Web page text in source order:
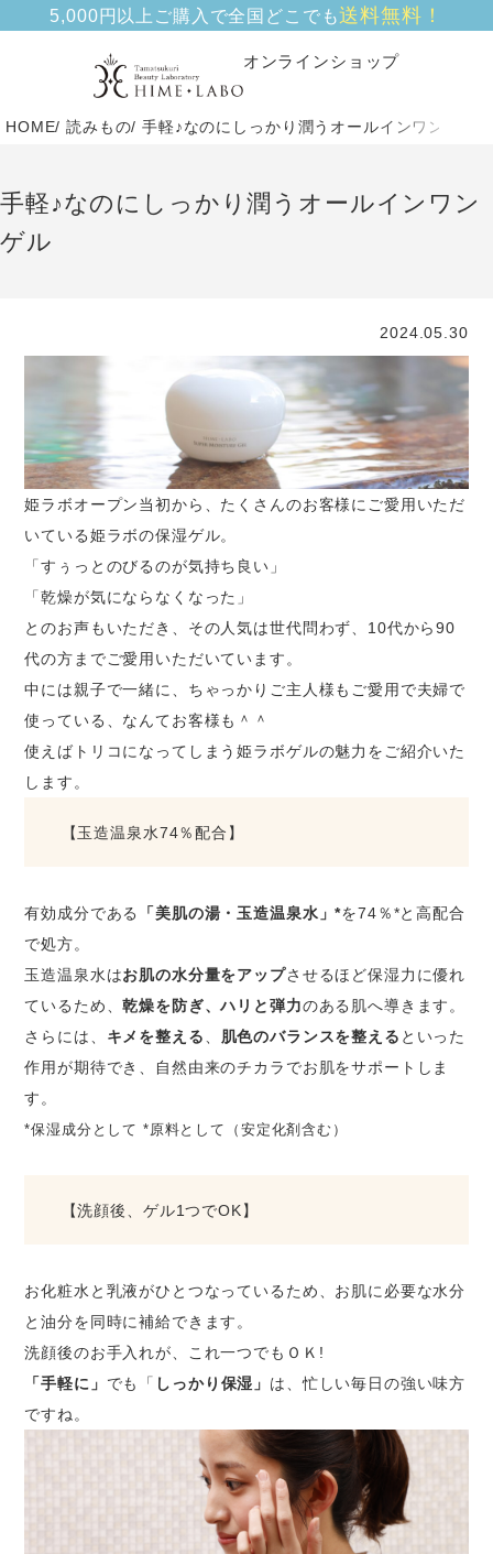
5,000円以上ご購入で全国どこでも送料無料！
オンラインショップ
HOME 読みもの 手軽♪なのにしっかり潤うオールインワンゲル
手軽♪なのにしっかり潤うオールインワン
ゲル
2024.05.30
姫ラボオープン当初から、たくさんのお客様にご愛用いただ
いている姫ラボの保湿ゲル。
「すぅっとのびるのが気持ち良い」
「乾燥が気にならなくなった」
とのお声もいただき、その人気は世代問わず、10代から90
代の方までご愛用いただいています。
中には親子で一緒に、ちゃっかりご主人様もご愛用で夫婦で
使っている、なんてお客様も＾＾
使えばトリコになってしまう姫ラボゲルの魅力をご紹介いた
します。
【玉造温泉水74％配合】
有効成分である 「美肌の湯・玉造温泉水」*を74％*と高配合
で処方。
玉造温泉水はお肌の水分量をアップさせるほど保湿力に優れ
ているため、乾燥を防ぎ、ハリと弾力のある肌へ導きます。
さらには、 キメを整える、 肌色のバランスを整える といった
作用が期待でき、自然由来のチカラでお肌をサポートしま
す。
*保湿成分として *原料として（安定化剤含む）
【洗顔後、ゲル1つでOK】
お化粧水と乳液がひとつなっているため、お肌に必要な水分
と油分を同時に補給できます。
洗顔後のお手入れが、これ一つでもＯＫ!
「手軽に」 でも「 しっかり保湿」 は、忙しい毎日の強い味方
ですね。